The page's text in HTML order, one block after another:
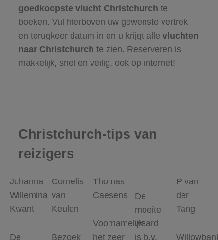
goedkoopste vlucht Christchurch te
boeken. Vul hierboven uw gewenste vertrek
en terugkeer datum in en u krijgt alle vluchten
naar Christchurch te zien. Reserveren is
makkelijk, snel en veilig, ook op internet!
Christchurch-tips van
reizigers
Johanna
Willemina
Kwant
De
Cornelis
van
Keulen
Bezoek
Thomas
Caesens
Voornamelijk
het zeer
De
moeite
waard
is b.v.
P van
der
Tang